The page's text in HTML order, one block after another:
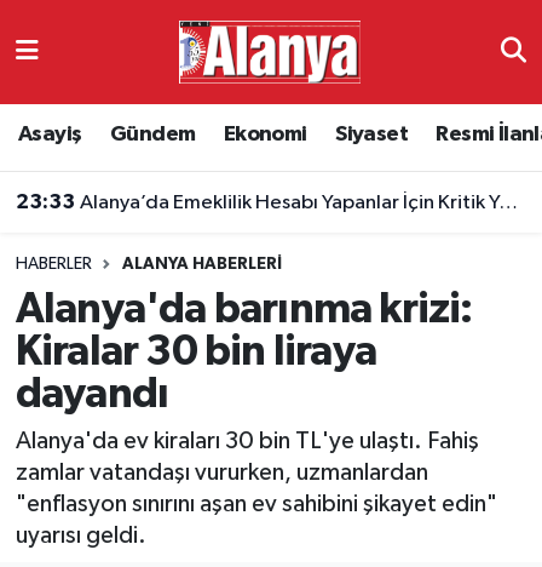
Asayiş Gündem Ekonomi Siyaset Resmi
23:33 Alanya’da Emeklilik Hesabı Yapanlar İçin Kritik Yaş Şartları
HABERLER ALANYA HABERLERI
Alanya'da barınma krizi:
Kiralar 30 bin liraya
dayandı
Alanya'da ev kiraları 30 bin TL'ye ulaştı. Fahiş
zamlar vatandaşı vururken, uzmanlardan
"enflasyon sınırını aşan ev sahibini şikayet edin"
uyarısı geldi.
Ekonomi
Resmi İlanlar
Alanyaspor
Turizm
E-Gazete
Antalya Namaz Vakitleri
Süper Lig Puan Durumu ve Fikstür
Tüm Manşetler
Son Dakika Haberleri
Haber Arşivi